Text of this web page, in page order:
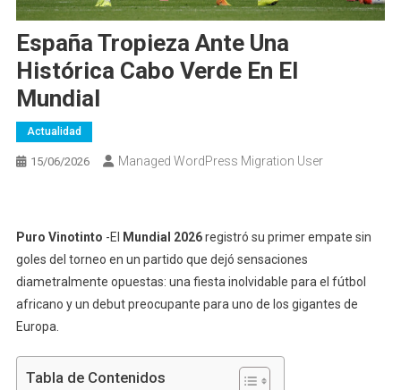
España Tropieza Ante Una
Histórica Cabo Verde En El
Mundial
Actualidad
15/06/2026 Managed WordPress Migration User
Puro Vinotinto -El Mundial 2026registró su primer empate sin
goles del torneo en un partido que dejó sensaciones
diametralmente opuestas: una fiesta inolvidable para el fútbol
africano y un debut preocupante para uno de los gigantes de
Europa.
Tabla de Contenidos